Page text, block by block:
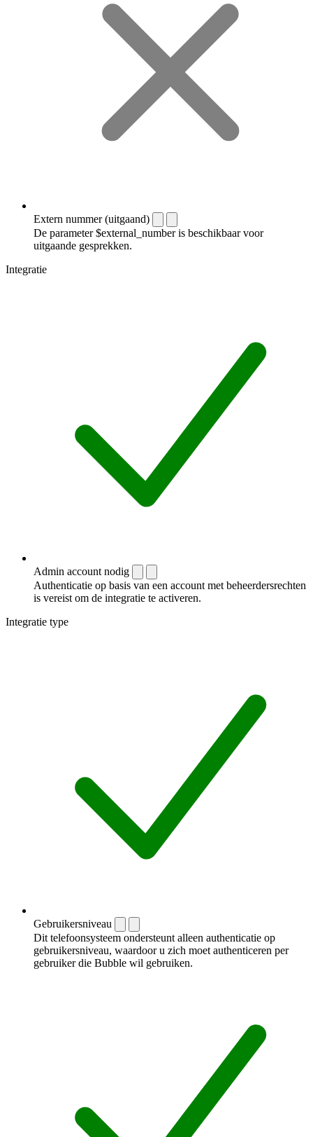
Extern nummer (uitgaand)
De parameter $external_number is beschikbaar voor
uitgaande gesprekken.
Integratie
Admin account nodig
Authenticatie op basis van een account met beheerdersrechten
is vereist om de integratie te activeren.
Integratie type
Gebruikersniveau
Dit telefoonsysteem ondersteunt alleen authenticatie op
gebruikersniveau, waardoor u zich moet authenticeren per
gebruiker die Bubble wil gebruiken.